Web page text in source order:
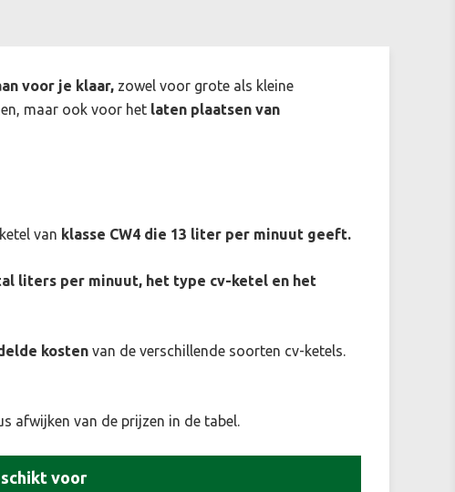
voor je klaar, zowel voor grote als kleine
maar ook voor het laten plaatsen van
van klasse CW4 die 13 liter per minuut geeft.
liters per minuut, het type cv-ketel en het
kosten van de verschillende soorten cv-ketels.
afwijken van de prijzen in de tabel.
voor